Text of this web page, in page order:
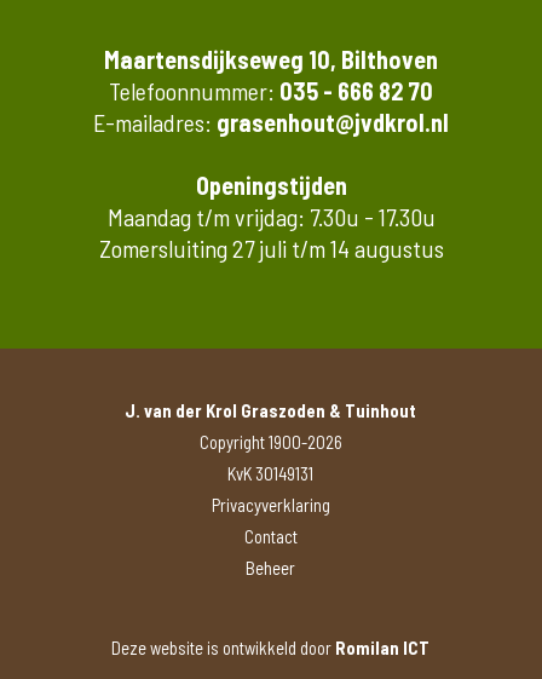
Maartensdijkseweg 10, Bilthoven
Telefoonnummer: 035 - 666 82 70
E-mailadres: grasenhout@jvdkrol.nl
Openingstijden
Maandag t/m vrijdag: 7.30u - 17.30u
Zomersluiting 27 juli t/m 14 augustus
J. van der Krol Graszoden & Tuinhout
Copyright 1900-2026
KvK 30149131
Privacyverklaring
Contact
Beheer
Deze website is ontwikkeld door Romilan ICT